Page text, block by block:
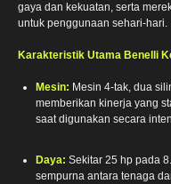
gaya dan kekuatan, serta
untuk penggunaan sehari-hari.
Karakteristik Utama Benelli
Mesin: Mesin 4-tak, dua
memberikan kinerja yang
saat digunakan secara
Daya: Sekitar 25 hp pada
sempurna antara tenaga